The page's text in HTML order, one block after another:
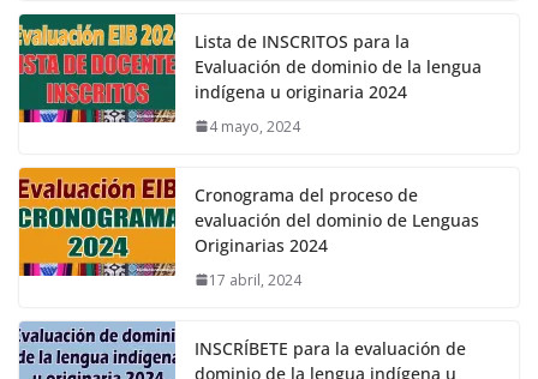
Lista de INSCRITOS para la
Evaluación de dominio de la lengua
indígena u originaria 2024
4 mayo, 2024
Cronograma del proceso de
evaluación del dominio de Lenguas
Originarias 2024
17 abril, 2024
INSCRÍBETE para la evaluación de
dominio de la lengua indígena u